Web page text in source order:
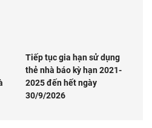
Tiếp tục gia hạn sử dụng
thẻ nhà báo kỳ hạn 2021-
2025 đến hết ngày
30/9/2026